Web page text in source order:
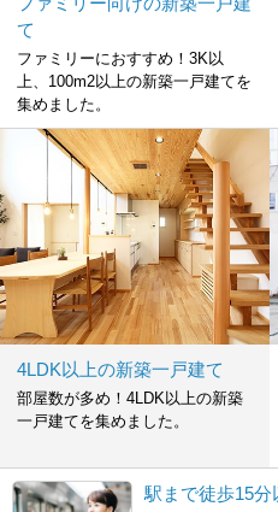
て
ファミリーにおすすめ！3K以
上、100m2以上の新築一戸建てを
集めました。
4LDK以上の新築一戸建て
部屋数が多め！4LDK以上の新築
一戸建てを集めました。
駅まで徒歩15分